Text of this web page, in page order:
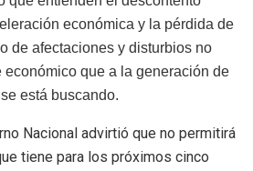
económica y la pérdida de
de afectaciones y disturbios no
económico que a la generación de
está buscando.
Nacional advirtió que no permitirá
tiene para los próximos cinco